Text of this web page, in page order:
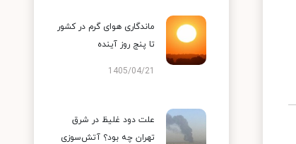
ماندگاری هوای گرم در کشور
تا پنج روز آینده
1405/04/21
علت دود غلیظ در شرق
تهران چه بود؟ آتش‌سوزی